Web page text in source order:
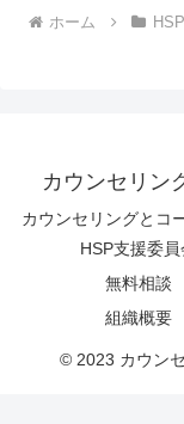
ホーム
カウンセリン
カウンセリングとコ
HSP支援委員
無料相談
組織概要
© 2023 カウン